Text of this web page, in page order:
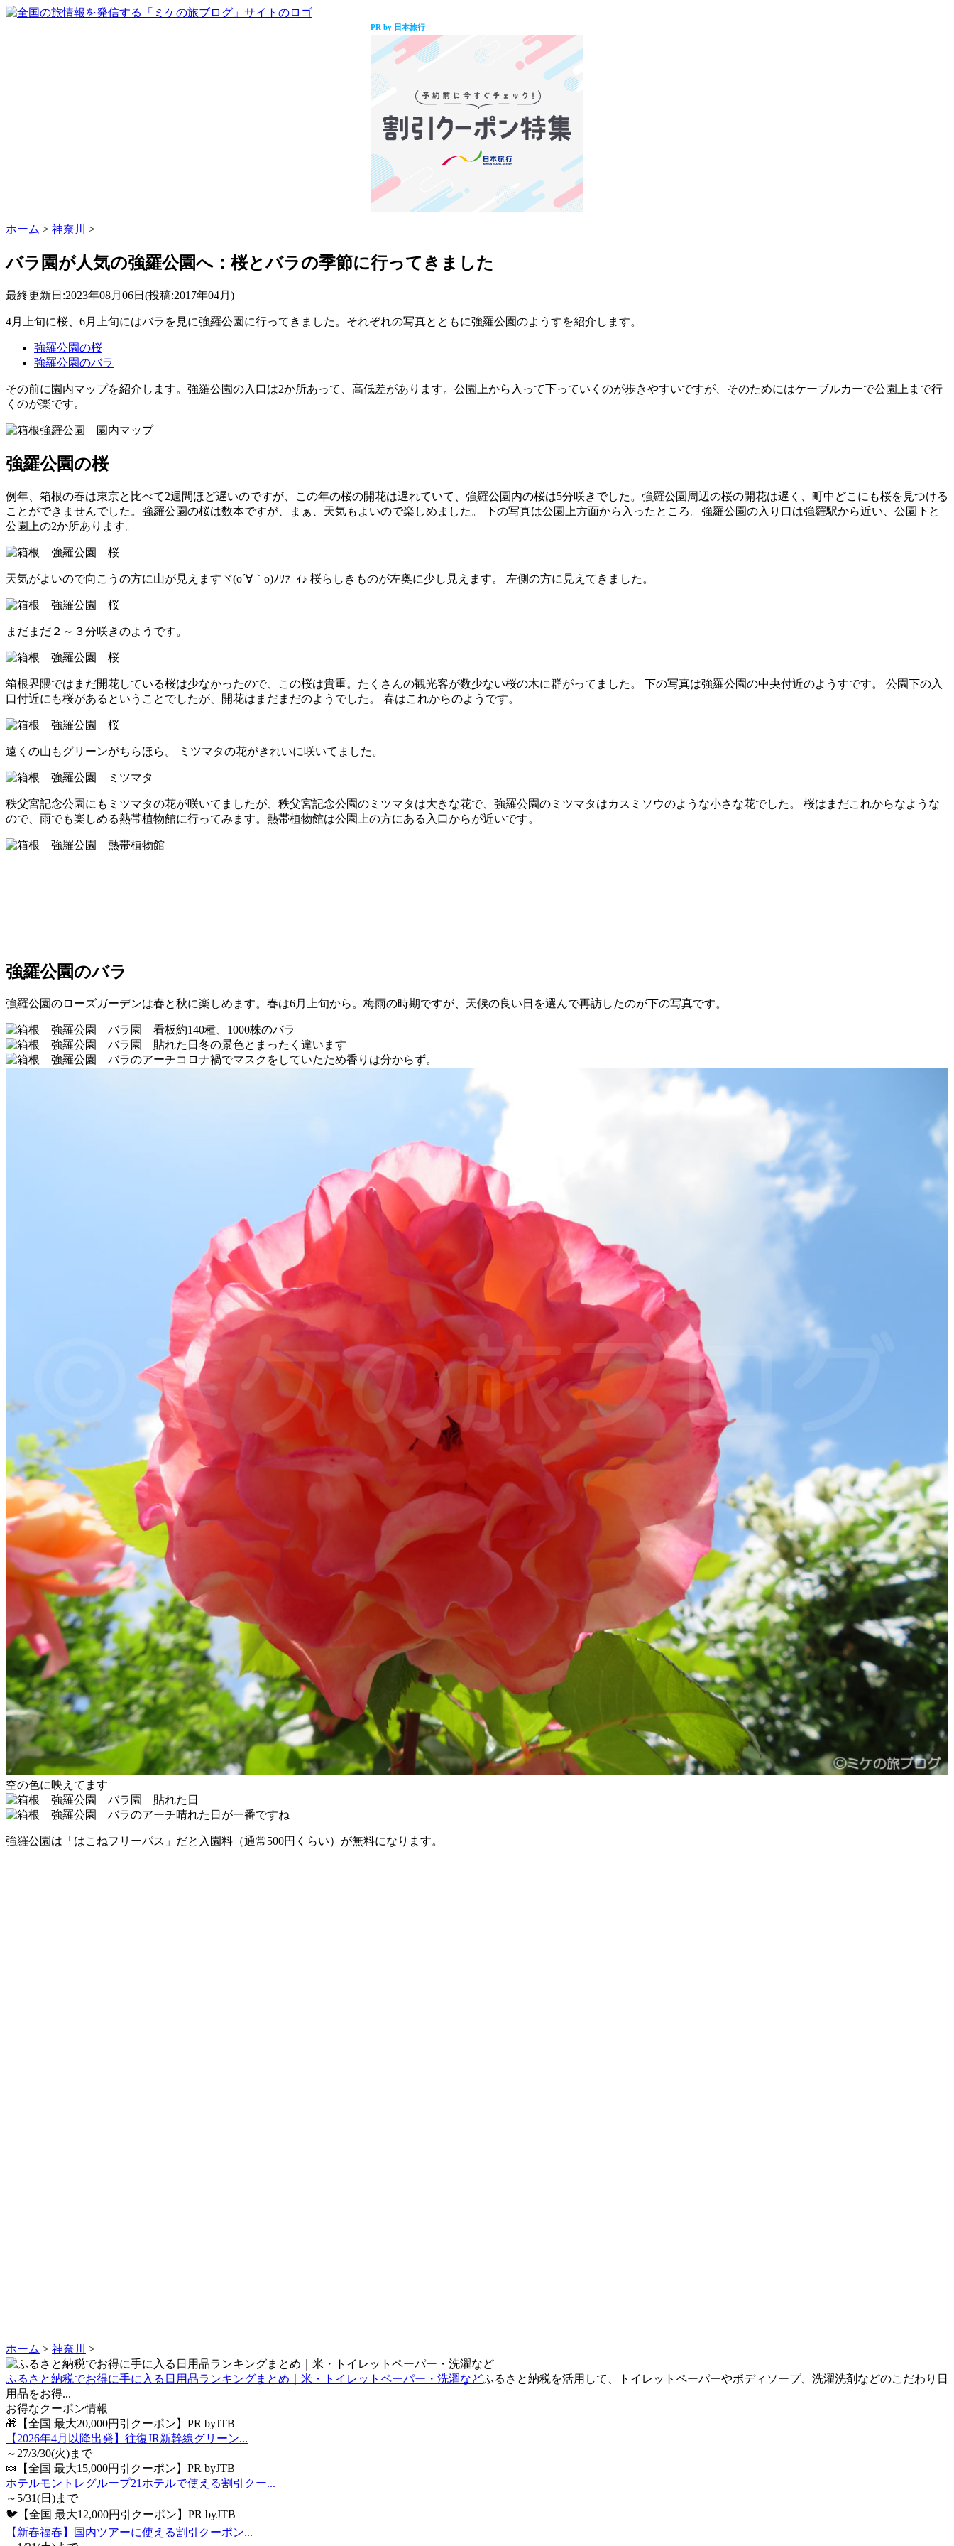
PR by 日本旅行
ホーム > 神奈川 >
バラ園が人気の強羅公園へ：桜とバラの季節に行ってきました
最終更新日:2023年08月06日(投稿:2017年04月)
4月上旬に桜、6月上旬にはバラを見に強羅公園に行ってきました。それぞれの写真とともに強羅公園のようすを紹介します。
強羅公園の桜
強羅公園のバラ
その前に園内マップを紹介します。強羅公園の入口は2か所あって、高低差があります。公園上から入って下っていくのが歩きやすいですが、そのためにはケーブルカーで公園上まで行
くのが楽です。
強羅公園の桜
例年、箱根の春は東京と比べて2週間ほど遅いのですが、この年の桜の開花は遅れていて、強羅公園内の桜は5分咲きでした。強羅公園周辺の桜の開花は遅く、町中どこにも桜を見つける
ことができませんでした。強羅公園の桜は数本ですが、まぁ、天気もよいので楽しめました。 下の写真は公園上方面から入ったところ。強羅公園の入り口は強羅駅から近い、公園下と
公園上の2か所あります。
天気がよいので向こうの方に山が見えますヾ(o´∀｀o)ﾉﾜｧｰｨ♪ 桜らしきものが左奥に少し見えます。 左側の方に見えてきました。
まだまだ２～３分咲きのようです。
箱根界隈ではまだ開花している桜は少なかったので、この桜は貴重。たくさんの観光客が数少ない桜の木に群がってました。 下の写真は強羅公園の中央付近のようすです。 公園下の入
口付近にも桜があるということでしたが、開花はまだまだのようでした。 春はこれからのようです。
遠くの山もグリーンがちらほら。 ミツマタの花がきれいに咲いてました。
秩父宮記念公園にもミツマタの花が咲いてましたが、秩父宮記念公園のミツマタは大きな花で、強羅公園のミツマタはカスミソウのような小さな花でした。 桜はまだこれからなような
ので、雨でも楽しめる熱帯植物館に行ってみます。熱帯植物館は公園上の方にある入口からが近いです。
強羅公園のバラ
強羅公園のローズガーデンは春と秋に楽しめます。春は6月上旬から。梅雨の時期ですが、天候の良い日を選んで再訪したのが下の写真です。
約140種、1000株のバラ
冬の景色とまったく違います
コロナ禍でマスクをしていたため香りは分からず。
空の色に映えてます
晴れた日が一番ですね
強羅公園は「はこねフリーパス」だと入園料（通常500円くらい）が無料になります。
ホーム > 神奈川 >
ふるさと納税でお得に手に入る日用品ランキングまとめ｜米・トイレットペーパー・洗濯などふるさと納税を活用して、トイレットペーパーやボディソープ、洗濯洗剤などのこだわり日
用品をお得...
お得なクーポン情報
🎁【全国 最大20,000円引クーポン】PR byJTB
【2026年4月以降出発】往復JR新幹線グリーン...
～27/3/30(火)まで
🍬【全国 最大15,000円引クーポン】PR byJTB
ホテルモントレグループ21ホテルで使える割引クー...
～5/31(日)まで
🐦【全国 最大12,000円引クーポン】PR byJTB
【新春福春】国内ツアーに使える割引クーポン...